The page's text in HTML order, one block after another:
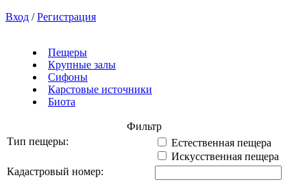
Вход / Регистрация
Пещеры
Крупные залы
Сифоны
Карстовые источники
Биота
Фильтр
Тип пещеры:
Естественная пещера
Искусственная пещера
Кадастровый номер: